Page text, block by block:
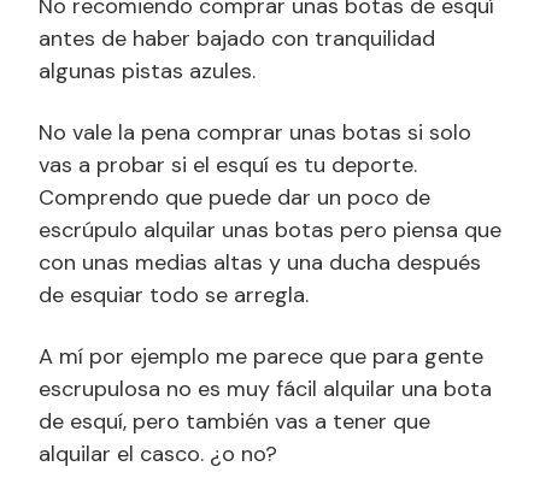
antes de haber bajado con tranquilidad
algunas pistas azules.
No vale la pena comprar unas botas si solo
vas a probar si el esquí es tu deporte.
Comprendo que puede dar un poco de
escrúpulo alquilar unas botas pero piensa que
con unas medias altas y una ducha después
de esquiar todo se arregla.
A mí por ejemplo me parece que para gente
escrupulosa no es muy fácil alquilar una bota
de esquí, pero también vas a tener que
alquilar el casco. ¿o no?